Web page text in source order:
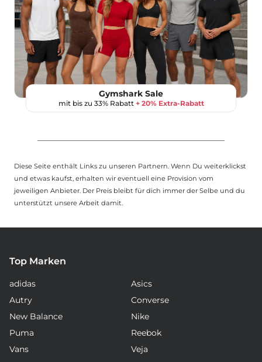
Gymshark Sale
mit bis zu 33% Rabatt + 20% Extra-Rabatt
Diese Seite enthält Links zu unseren Partnern. Wenn Du weiterklickst
und etwas kaufst, erhalten wir eventuell eine Provision vom
jeweiligen Anbieter. Der Preis bleibt für dich immer der Selbe und du
unterstützt unsere Arbeit damit.
Top Marken
adidas
Asics
Autry
Converse
New Balance
Nike
Puma
Reebok
Vans
Veja